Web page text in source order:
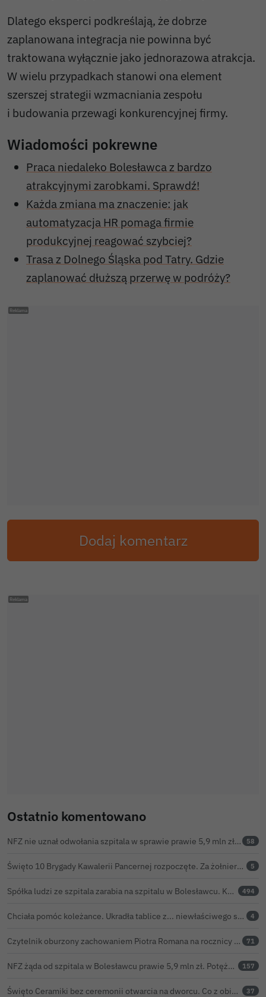
Ostatnio komentowano
NFZ nie uznał odwołania szpitala w sprawie prawie 5,9 mln zł. Barczyk: rozważamy sąd 58
Święto 10 Brygady Kawalerii Pancernej rozpoczęte. Za żołnierzami pierwszy dzień uroczystości 5
Spółka ludzi ze szpitala zarabia na szpitalu w Bolesławcu. Kwoty pozostają tajne 494
Chciała pomóc koleżance. Ukradła tablice z... niewłaściwego samochodu 4
Czytelnik oburzony zachowaniem Piotra Romana na rocznicy prezydentury Karola Nawrockiego. Obejrzeliśmy nagranie 71
NFZ żąda od szpitala w Bolesławcu prawie 5,9 mln zł. Potężny cios po kontroli rozliczeń 157
Święto Ceramiki bez ceremonii otwarcia na dworcu. Co z obietnicą prezydenta Bolesławca? 37
Dlatego eksperci podkreślają, że dobrze
zaplanowana integracja nie powinna być
traktowana wyłącznie jako jednorazowa atrakcja.
W wielu przypadkach stanowi ona element
szerszej strategii wzmacniania zespołu
i budowania przewagi konkurencyjnej firmy.
Wiadomości pokrewne
Praca niedaleko Bolesławca z bardzo
atrakcyjnymi zarobkami. Sprawdź!
Każda zmiana ma znaczenie: jak
automatyzacja HR pomaga firmie
produkcyjnej reagować szybciej?
Trasa z Dolnego Śląska pod Tatry. Gdzie
zaplanować dłuższą przerwę w podróży?
Dodaj komentarz